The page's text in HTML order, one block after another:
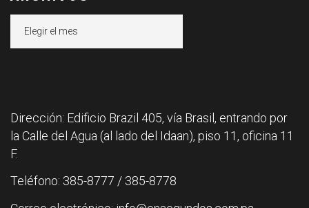
Dirección: Edificio Brazil 405, vía Brasil, entrando por
la Calle del Agua (al lado del Idaan), piso 11, oficina 11
F.
Teléfono: 385-8777 / 385-8778